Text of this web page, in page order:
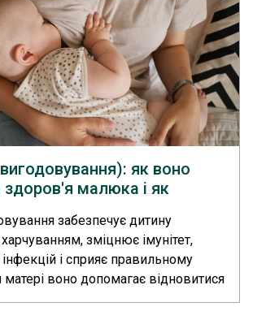
як воно
здоров'я малюка і як
забезпечує дитину
зміцнює імунітет,
і сприяє правильному
воно допомагає відновитися
захищає від ряду захворювань.... >>